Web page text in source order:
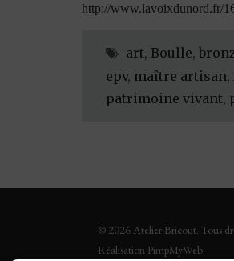
http://www.lavoixdunord.fr/
art, Boulle,
epv, maître artisan,
patrimoine vivant,
© 2026 Atelier Bricout. Tous
Réalisation PimpMyWeb